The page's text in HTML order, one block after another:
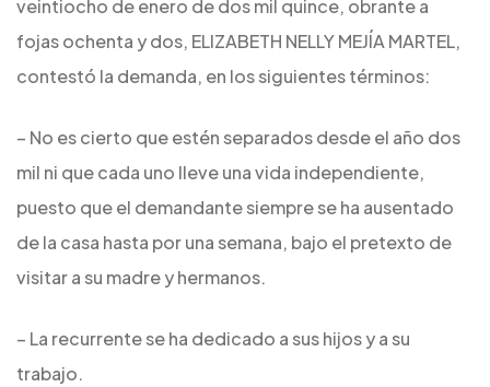
veintiocho de enero de dos mil quince, obrante a
fojas ochenta y dos, ELIZABETH NELLY MEJÍA MARTEL,
contestó la demanda, en los siguientes términos:
– No es cierto que estén separados desde el año dos
mil ni que cada uno lleve una vida independiente,
puesto que el demandante siempre se ha ausentado
de la casa hasta por una semana, bajo el pretexto de
visitar a su madre y hermanos.
– La recurrente se ha dedicado a sus hijos y a su
trabajo.